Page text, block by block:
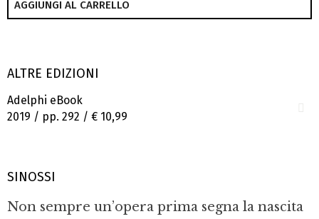
AGGIUNGI AL CARRELLO
ALTRE EDIZIONI
Adelphi eBook
2019 / pp. 292 / € 10,99
SINOSSI
Non sempre un’opera prima segna la nascita